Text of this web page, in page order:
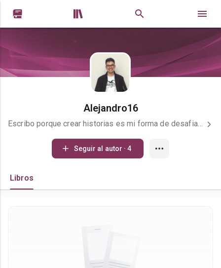
 
Alejandro16
Escribo porque crear historias es mi forma de desafiar lo establecido y dejar una huella. Veo el mundo desde una óptica distinta, una que sacude certezas y se adentra en lo desconocido. En mis relatos, las sorpresas no solo ocurren… acechan. Mi propósito es transmitir ideas que entretienen, perturban y, sobre todo, permanezcan con un mensaje poderoso. No me conoces, pero nada es lo que parece. Mis historias son retorcidas, bizarras, crudas y dolorosas. Aun así, siempre hay una razón para seguir adelante, ¿no? Al final todo depende de si estamos dispuestos a ver las señales. H I S T O R I A S Libro: Relatos en medio de la oscuridad (En proceso) Creaciones 100% de mi autoría. ATT. José S Correia
Seguir al autor · 4
Libros